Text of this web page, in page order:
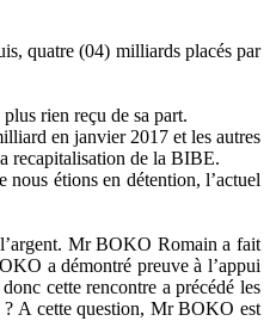
quatre (04) milliards placés par
rien reçu de sa part.
en janvier 2017 et les autres
recapitalisation de la BIBE.
étions en détention, l’actuel
Mr BOKO Romain a fait
a démontré preuve à l’appui
cette rencontre a précédé les
? A cette question, Mr BOKO est